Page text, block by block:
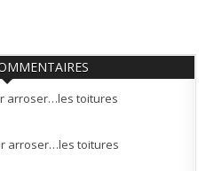
arroser…les toitures
arroser…les toitures